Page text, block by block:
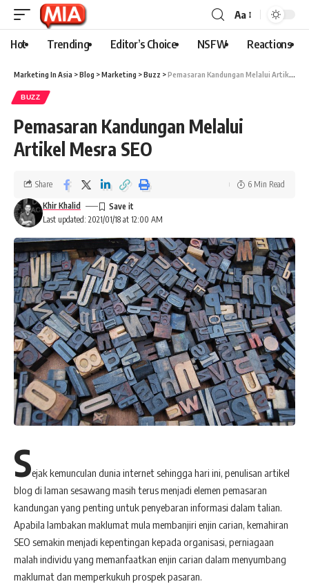
Aa
Hot Trending Editor’s Choice NSFW Reactions
Marketing In Asia >Blog >Marketing >Buzz >Pemasaran Kandungan Melalui Artikel Mesra SEO
BUZZ
Pemasaran Kandungan Melalui
Artikel Mesra SEO
Last updated: 2021/01/18 at 12:00 AM
Khir Khalid
Share 6 Min Read
Sejak kemunculan dunia internet sehingga hari ini, penulisan artikel
blog di laman sesawang masih terus menjadi elemen pemasaran
kandungan yang penting untuk penyebaran informasi dalam talian.
Apabila lambakan maklumat mula membanjiri enjin carian, kemahiran
SEO semakin menjadi kepentingan kepada organisasi, perniagaan
malah individu yang memanfaatkan enjin carian dalam menyumbang
maklumat dan memperkukuh prospek pasaran.